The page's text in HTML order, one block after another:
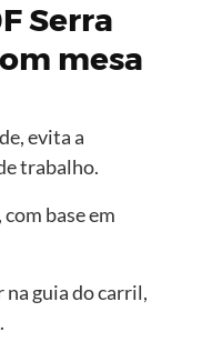
Serra
mesa
evita a
trabalho.
base em
na guia do carril,